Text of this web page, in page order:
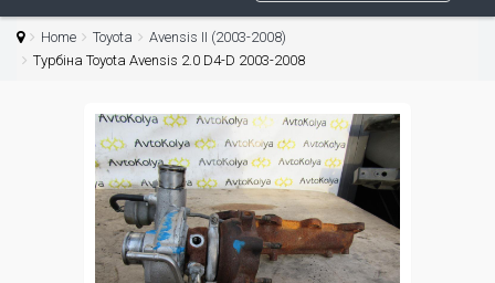
Home Toyota
Avensis II (2003-2008)
Турбіна Toyota Avensis 2.0 D4-D 2003-2008